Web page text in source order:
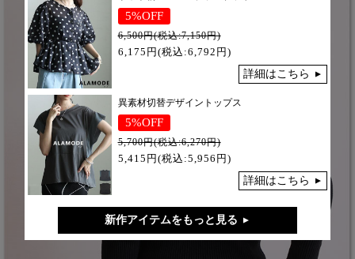
5%OFF
6,500円(税込:7,150円)
6,175円(税込:6,792円)
詳細はこちら
異素材切替デザイントップス
5%OFF
5,700円(税込:6,270円)
5,415円(税込:5,956円)
詳細はこちら
新作アイテムをもっと見る